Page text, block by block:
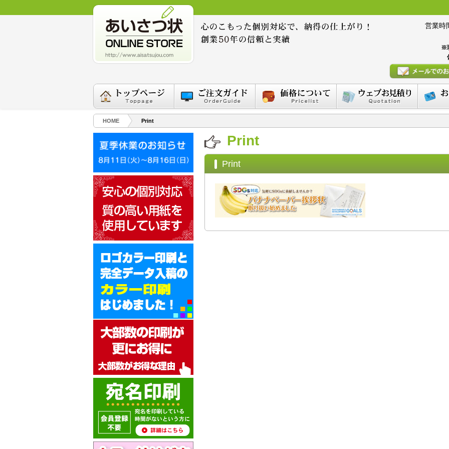
営業時
※
HOME Print
Print
Print